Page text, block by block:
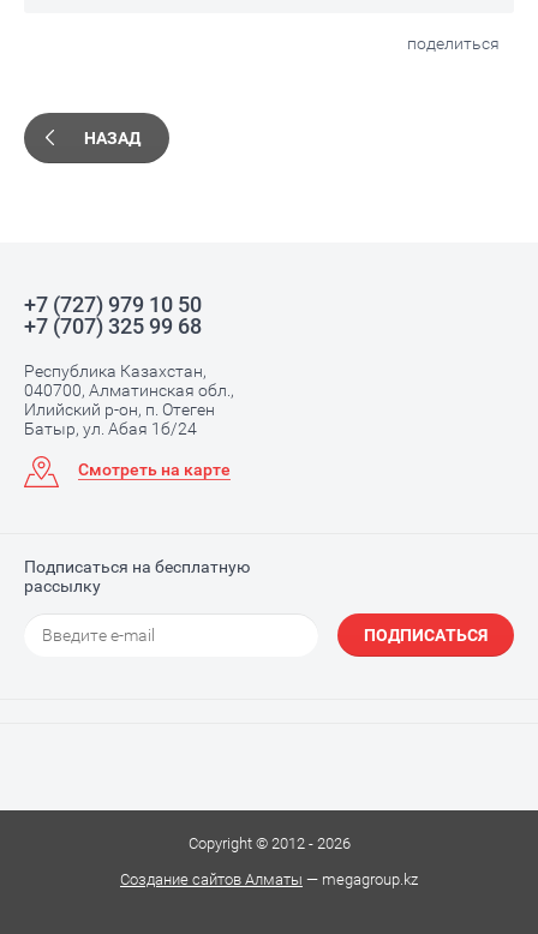
поделиться
НАЗАД
+7 (727) 979 10 50
+7 (707) 325 99 68
Республика Казахстан,
040700, Алматинская обл.,
Илийский р-он, п. Отеген
Батыр, ул. Абая 1б/24
Смотреть на карте
Подписаться на бесплатную
рассылку
ПОДПИСАТЬСЯ
Copyright © 2012 - 2026
Создание сайтов Алматы — megagroup.kz